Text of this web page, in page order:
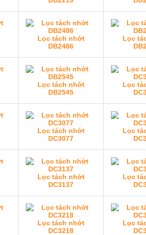
Lọc tách nhớt
DB2486
Lọc
Lọc tách nhớt
DB2545
Lọc
Lọc tách nhớt
DC3077
Lọc
Lọc tách nhớt
DC3137
Lọc
Lọc tách nhớt
DC3218
Lọc